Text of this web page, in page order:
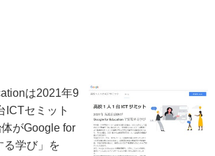
は2021年9
ICTセミット
体がGoogle for
る学び」を